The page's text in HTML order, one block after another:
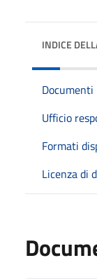
INDICE
Documenti
Ufficio
Formati
Licenza di